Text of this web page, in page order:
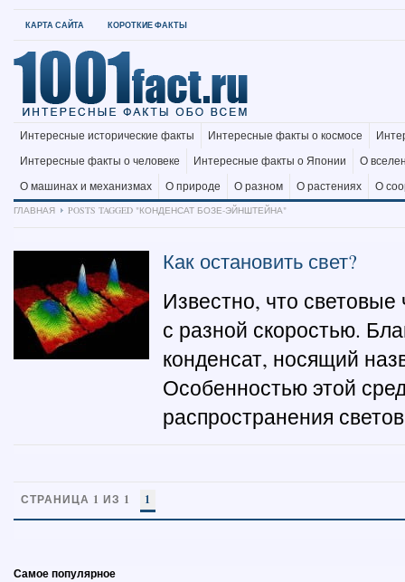
КАРТА САЙТА КОРОТКИЕ ФАКТЫ
Интересные исторические факты Интересные факты о космосе
Интересные факты о человеке
Интересные факты о Японии
О
О машинах и механизмах
О природе О разном О растениях
О
ГЛАВНАЯ
POSTS TAGGED "КОНДЕНСАТ БОЗЕ-ЭЙНШТЕЙНА"
Как остановить свет?
Известно, что
с разной скоростью.
конденсат, носящий
Особенностью этой
распространения
СТРАНИЦА 1 ИЗ 1 1
Самое популярное